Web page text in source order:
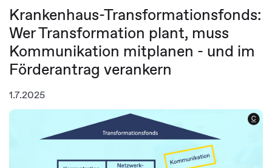
Krankenhaus-Transformationsfonds:
Wer Transformation plant, muss
Kommunikation mitplanen - und im
Förderantrag verankern
1.7.2025